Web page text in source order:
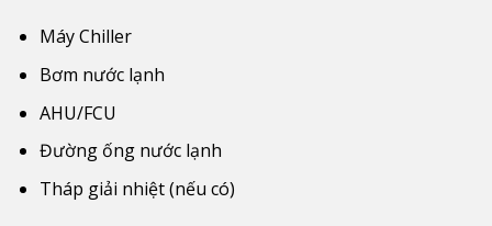
Máy Chiller
Bơm nước lạnh
AHU/FCU
Đường ống nước lạnh
Tháp giải nhiệt (nếu có)